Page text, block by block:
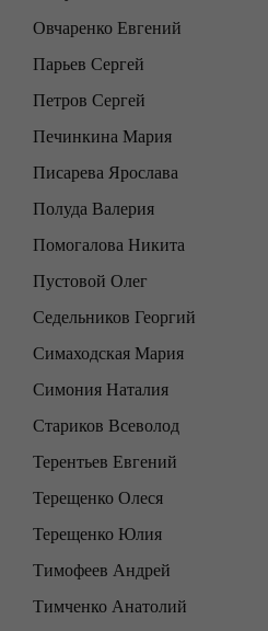
Овчаренко Евгений
Парьев Сергей
Петров Сергей
Печинкина Мария
Писарева Ярослава
Полуда Валерия
Помогалова Никита
Пустовой Олег
Седельников Георгий
Симаходская Мария
Симония Наталия
Стариков Всеволод
Терентьев Евгений
Терещенко Олеся
Терещенко Юлия
Тимофеев Андрей
Тимченко Анатолий